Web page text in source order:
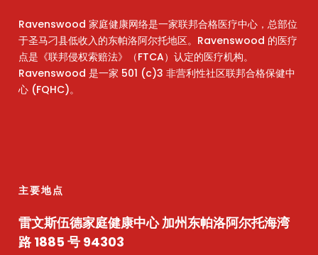
Ravenswood 家庭健康网络是一家联邦合格医疗中心，总部位
于圣马刁县低收入的东帕洛阿尔托地区。Ravenswood 的医疗
点是《联邦侵权索赔法》（FTCA）认定的医疗机构。
Ravenswood 是一家 501 (c)3 非营利性社区联邦合格保健中
心 (FQHC)。
主要地点
雷文斯伍德家庭健康中心加州东帕洛阿尔托海湾
路 1885 号 94303